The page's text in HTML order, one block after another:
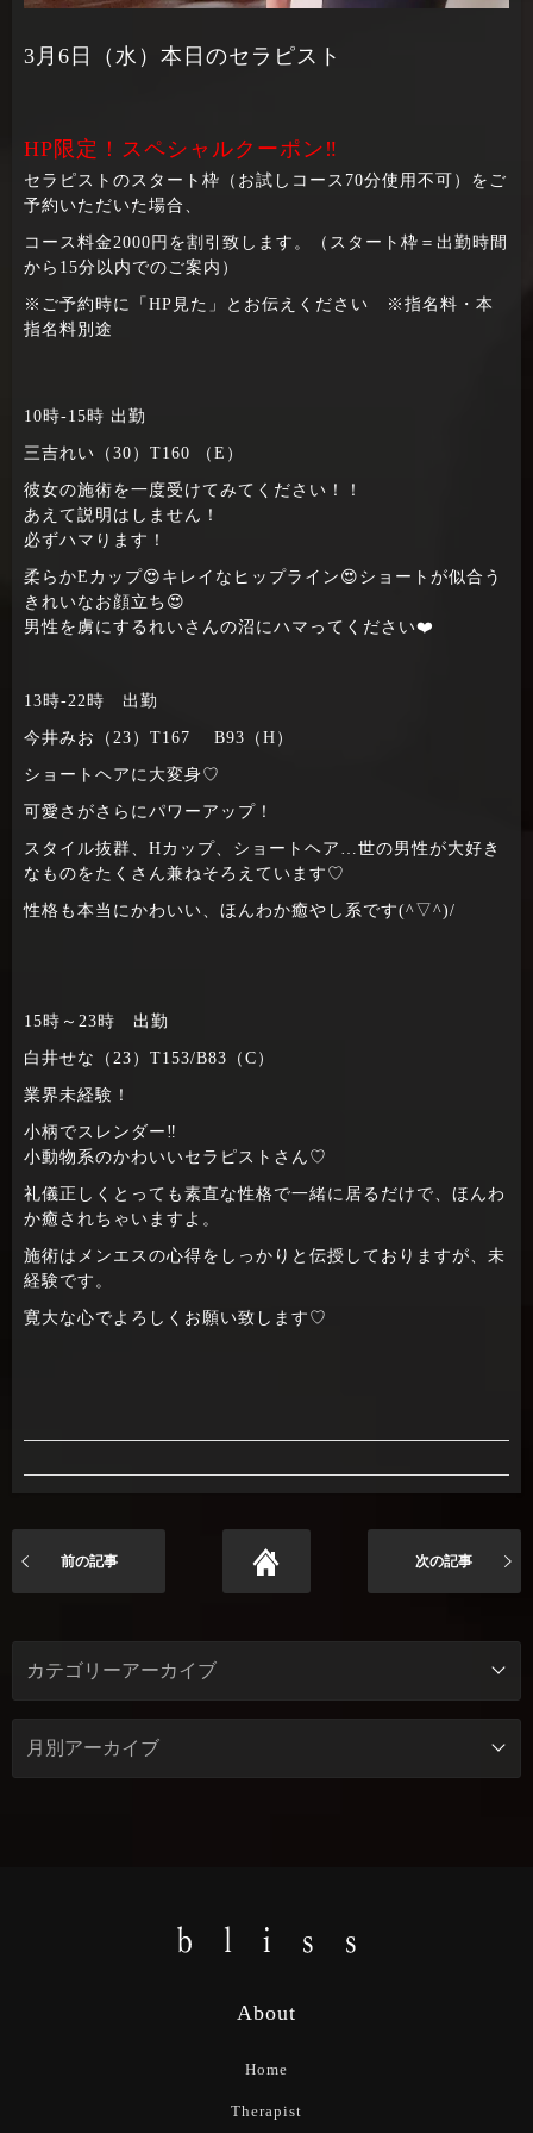
3月6日（水）本日のセラピスト
HP限定！スペシャルクーポン‼
セラピストのスタート枠（お試しコース70分使用不可）をご
予約いただいた場合、
コース料金2000円を割引致します。（スタート枠＝出勤時間
から15分以内でのご案内）
※ご予約時に「HP見た」とお伝えください ※指名料・本
指名料別途
10時-15時 出勤
三吉れい（30）T160 （E）
彼女の施術を一度受けてみてください！！
あえて説明はしません！
必ずハマります！
柔らかEカップ😍キレイなヒップライン😍ショートが似合う
きれいなお顔立ち😍
男性を虜にするれいさんの沼にハマってください❤️
13時‐22時 出勤
今井みお（23）T167 B93（H）
ショートヘアに大変身♡
可愛さがさらにパワーアップ！
スタイル抜群、Hカップ、ショートヘア…世の男性が大好き
なものをたくさん兼ねそろえています♡
性格も本当にかわいい、ほんわか癒やし系です(^▽^)/
15時～23時 出勤
白井せな（23）T153/B83（C）
業界未経験！
小柄でスレンダー‼
小動物系のかわいいセラピストさん♡
礼儀正しくとっても素直な性格で一緒に居るだけで、ほんわ
か癒されちゃいますよ。
施術はメンエスの心得をしっかりと伝授しておりますが、未
経験です。
寛大な心でよろしくお願い致します♡
前の記事 次の記事
About
Home
Therapist